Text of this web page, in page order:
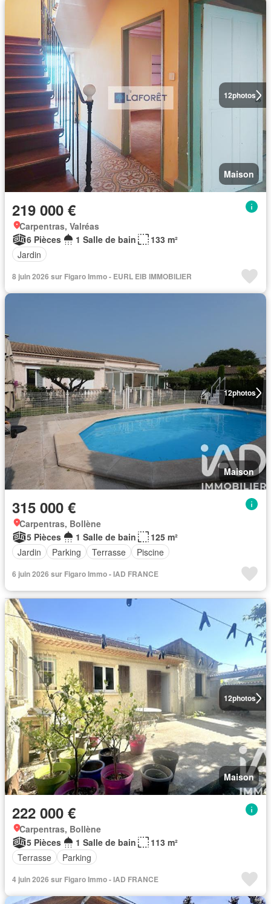
12photos
Maison
219 000 €
Carpentras, Valréas
6 Pièces
1 Salle de bain
133 m²
Jardin
8 juin 2026 sur Figaro Immo - EURL EIB IMMOBILIER
12photos
Maison
315 000 €
Carpentras, Bollène
5 Pièces
1 Salle de bain
125 m²
Jardin
Parking Terrasse Piscine
6 juin 2026 sur Figaro Immo - IAD FRANCE
12photos
Maison
222 000 €
Carpentras, Bollène
5 Pièces
1 Salle de bain
113 m²
Terrasse
Parking
4 juin 2026 sur Figaro Immo - IAD FRANCE